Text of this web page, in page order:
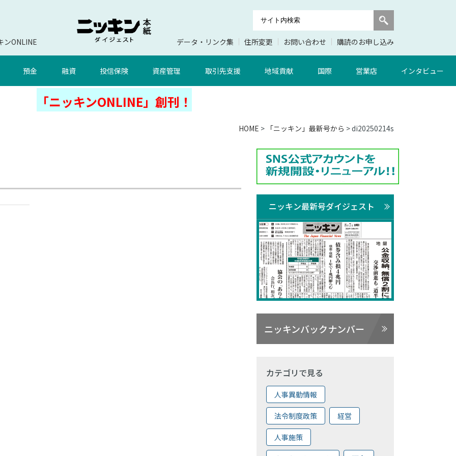
ンONLINE データ・リンク集 住所変更 お問い合わせ 購読のお申し込み
預金 融資 投信保険 資産管理 取引先支援 地域貢献 国際 営業店 インタビュー
「ニッキンONLINE」創刊！
HOME > 「ニッキン」最新号から > di20250214s
ニッキン最新号ダイジェスト
ニッキンバックナンバー
カテゴリで見る
人事異動情報
法令制度政策 経営
人事施策